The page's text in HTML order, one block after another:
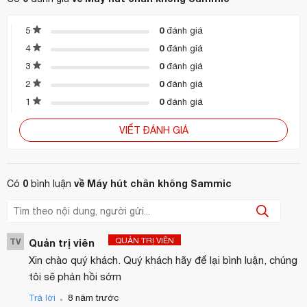
Được hỗ trợ bởi Busch.
Chân không được điều khiển bằng cảm biến.
Chân không PLUS.
Bàn phím số.
phần trăm chân không chính xác.
Đóng gói chất lỏng an toàn nhờ điều khiển cảm biến.
Con dấu kép.
Thanh niêm phong không dây.
Chương trình niêm phong túi.
Kiểm soát xung được giải nén.
5 0đánh giá
4
0đánh giá
3
0đánh giá
2
0đánh giá
1
0đánh giá
VIẾT ĐÁNH GIÁ
Có 0 bình luận về Máy hút chân không Sammic
TV Quản trị viên QUẢN TRỊ VIÊN
Xin chào quý khách. Quý khách hãy để lại bình luận, chúng
tôi sẽ phản hồi sớm
Trả lời . 8 năm trước